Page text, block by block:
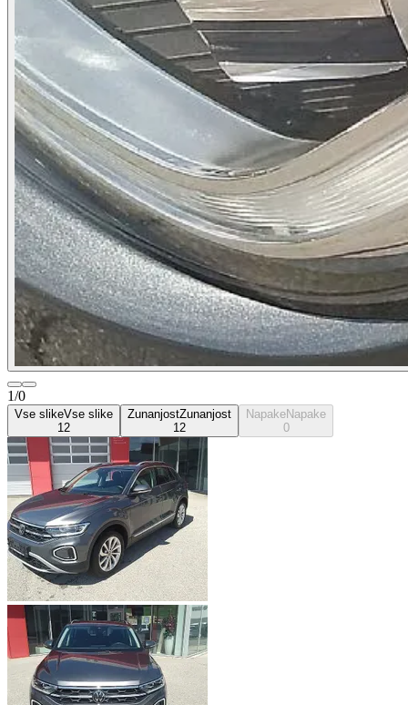
1/0
Vse slikeVse slike
12
ZunanjostZunanjost
12
NapakeNapake
0